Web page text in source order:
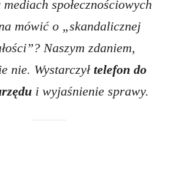
społecznościowych
mówić o „skandalicznej
Naszym zdaniem,
nie. Wystarczyłtelefon do
i wyjaśnienie sprawy.